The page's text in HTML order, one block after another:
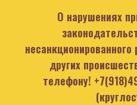
О нарушениях
других
телефону!